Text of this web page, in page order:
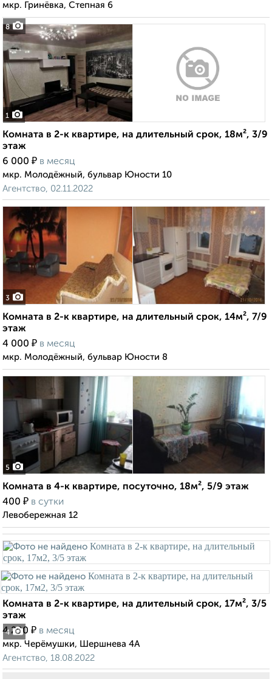
8
мкр. Гринёвка, Степная 6
1
Комната в 2-к квартире, на длительный срок, 18м², 3/9
этаж
6 000 ₽ в месяц
мкр. Молодёжный, бульвар Юности 10
Агентство, 02.11.2022
3
Комната в 2-к квартире, на длительный срок, 14м², 7/9
этаж
4 000 ₽ в месяц
мкр. Молодёжный, бульвар Юности 8
5
Комната в 4-к квартире, посуточно, 18м², 5/9 этаж
400 ₽ в сутки
Левобережная 12
4
Комната в 2-к квартире, на длительный срок, 17м², 3/5
этаж
4 200 ₽ в месяц
мкр. Черёмушки, Шершнева 4А
Агентство, 18.08.2022